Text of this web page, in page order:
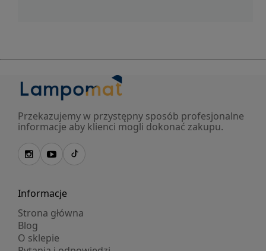
Przekazujemy w przystępny sposób profesjonalne
informacje aby klienci mogli dokonać zakupu.
Informacje
Strona główna
Blog
O sklepie